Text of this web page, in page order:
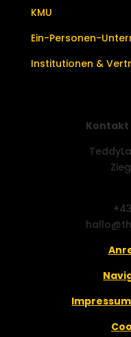
KMU
Ein-Personen-
Institutionen &
Kontakt
Impressum